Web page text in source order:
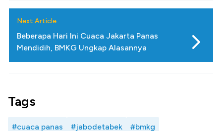
Next Article
Beberapa Hari Ini Cuaca Jakarta Panas
Mendidih, BMKG Ungkap Alasannya
Tags
#cuaca panas #jabodetabek #bmkg